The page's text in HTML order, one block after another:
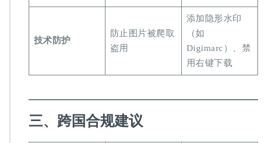
​技术防护​
防止图片被爬取
盗用
添加隐形水印
（如
Digimarc）、禁
用右键下载
​三、跨国合规建议​